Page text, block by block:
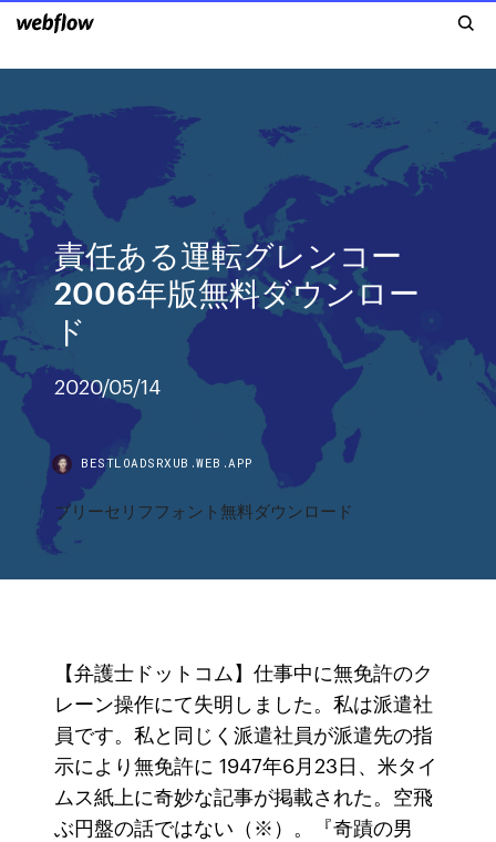
責任ある運転グレンコー
2006年版無料ダウンロー
ド
2020/05/14
BESTLOADSRXUB.WEB.APP
ブリーセリフフォント無料ダウンロード
【弁護士ドットコム】仕事中に無免許のク
レーン操作にて失明しました。私は派遣社
員です。私と同じく派遣社員が派遣先の指
示により無免許に 1947年6月23日、米タイ
ムス紙上に奇妙な記事が掲載された。空飛
ぶ円盤の話ではない（※）。『奇蹟の男